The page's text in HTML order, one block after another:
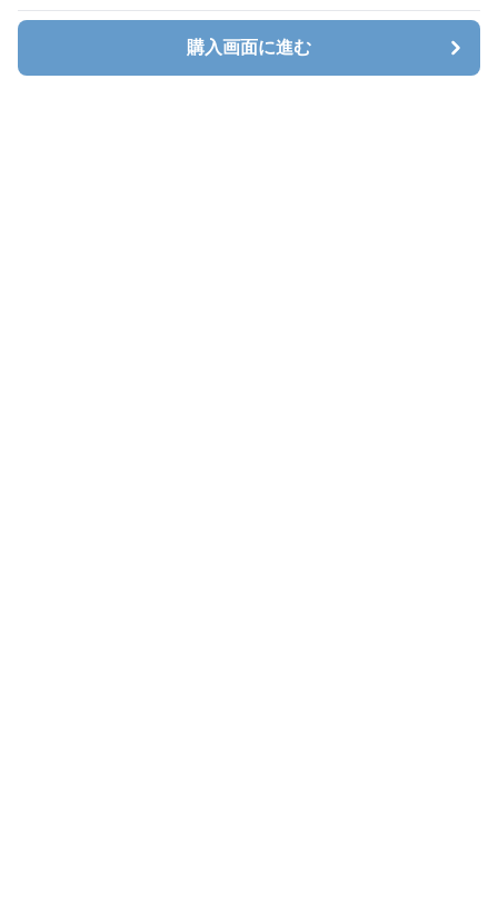
購入画面に進む
購入画面に進む